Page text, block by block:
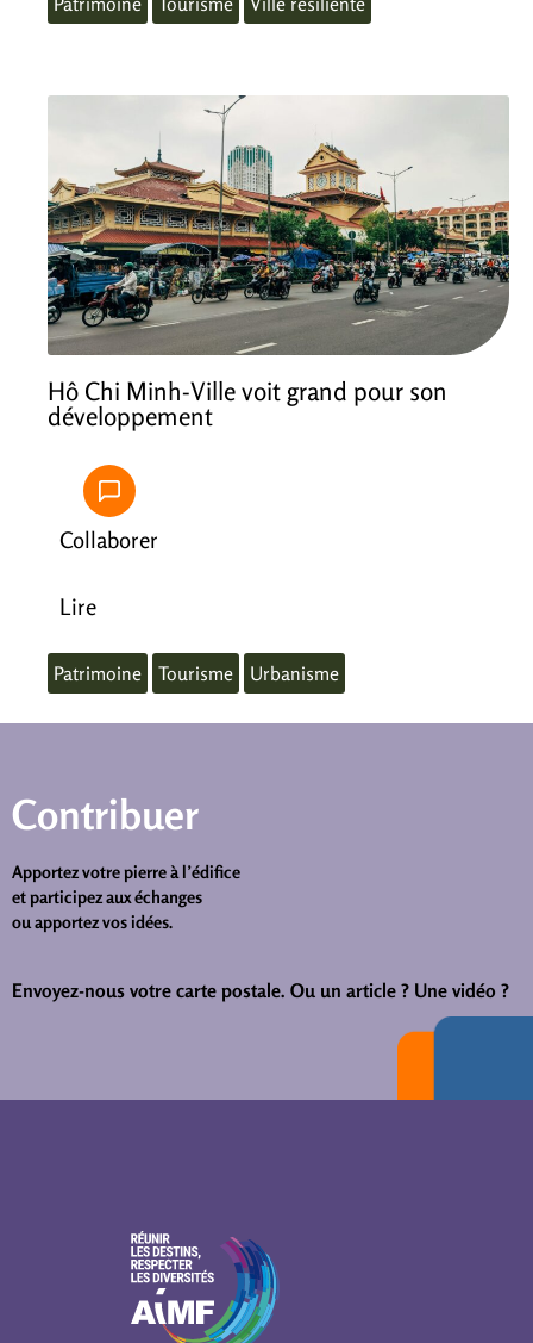
Hô Chi Minh-Ville voit grand pour son
développement
Collaborer
Lire
Patrimoine Tourisme Urbanisme
Contribuer
Apportez votre pierre à l’édifice
et participez aux échanges
ou apportez vos idées.
Envoyez-nous votre carte postale. Ou un article ? Une vidéo ?